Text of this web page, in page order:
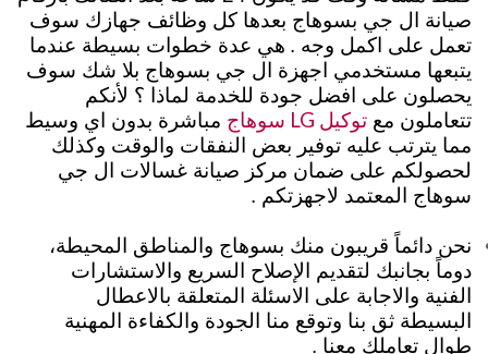
صيانة ال جي بسوهاج بعدها كل وظائف جهازك سوف
تعمل على اكمل وجه . هي عدة خطوات بسيطة عندما
يتبعها مستخدمي اجهزة ال جي بسوهاج بلا شك سوف
يحصلون على افضل جودة للخدمة لماذا ؟ لأنكم
تتعاملون مع توكيل LG سوهاج
مباشرة بدون اي وسيط
مما يترتب عليه توفير بعض النفقات والوقت وكذلك
لحصولكم على ضمان مركز صيانة غسالات ال جي
سوهاج المعتمد لاجهزتكم .
نحن دائماً قريبون منك بسوهاج والمناطق المحيطة،
دوماً بجانبك لتقديم الإصلاح السريع والاستشارات
الفنية والاجابة على الاسئلة المتعلقة بالاعطال
البسيطة ثق بنا وتوقع منا الجودة والكفاءة المهنية
طوال تعاملك معنا .